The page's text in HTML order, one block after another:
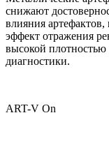
снижают
влияния
эффект отражения
высокой плотностью
диагностики.
ART-V On